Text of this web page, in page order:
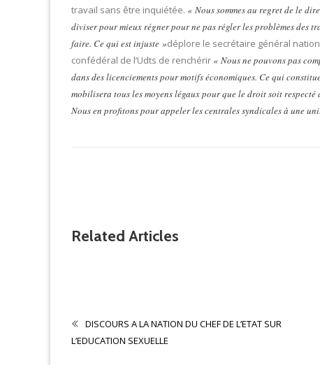
travail sans être inquiétée. « Nous sommes au regret de le
diviser pour mieux régner pour ne pas régler les problèmes des
faire. Ce qui est injuste »déplore le secrétaire général
confédéral de l’Udts de renchérir « Nous ne pouvons pas
dans des licenciements pour motifs économiques. Ce qui
mobilisera tous les moyens légaux pour que le droit soit
Nous en profitons pour appeler les centrales syndicales à une
Related Articles
Non classé
DISCOURS A LA NATION DU CHEF DE L’ETAT SUR
L’EDUCATION SEXUELLE